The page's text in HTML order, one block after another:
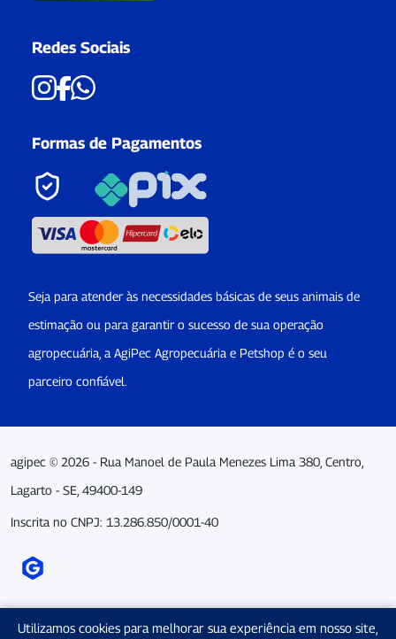
Redes Sociais
Formas de Pagamentos
Seja para atender às necessidades básicas de seus animais de
estimação ou para garantir o sucesso de sua operação
agropecuária, a AgiPec Agropecuária e Petshop é o seu
parceiro confiável.
agipec © 2026 - Rua Manoel de Paula Menezes Lima 380, Centro,
Lagarto - SE, 49400-149
Inscrita no CNPJ: 13.286.850/0001-40
Utilizamos cookies para melhorar sua experiência em nosso site,